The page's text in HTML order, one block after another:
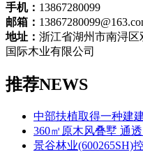
手机： 13867280099
邮箱：
地址： 浙江省湖州市南浔区
国际木业有限公司
推荐NEWS
中部扶植取得一种建
360㎡原木风叠墅 通
景谷林业(600265SH)